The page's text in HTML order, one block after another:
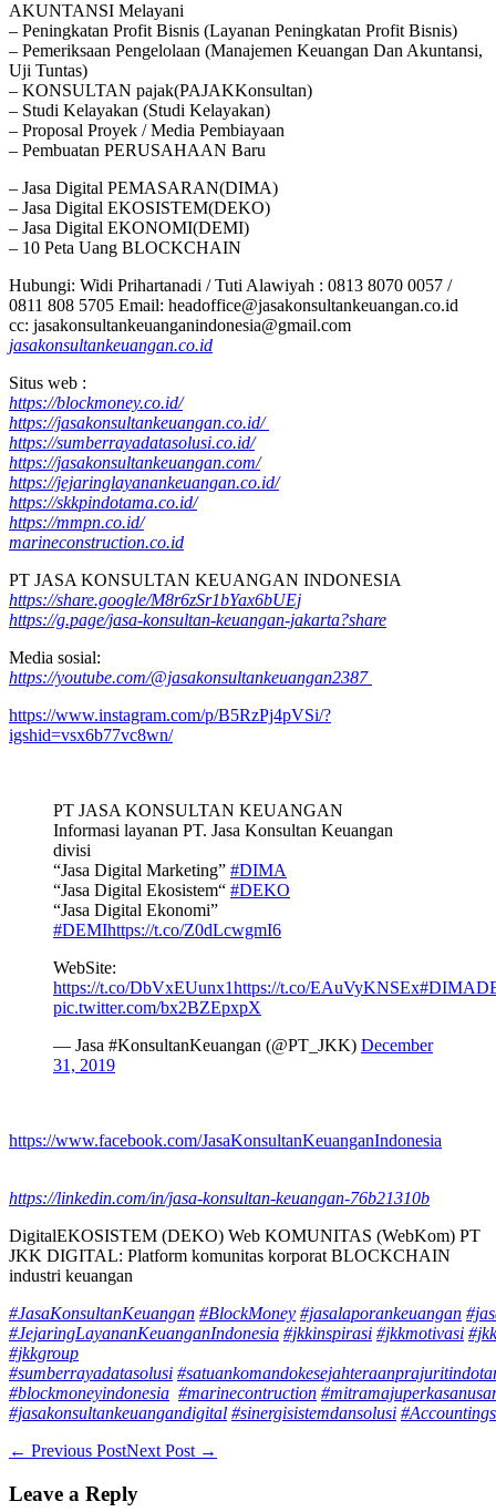
AKUNTANSI Melayani
– Peningkatan Profit Bisnis (Layanan Peningkatan Profit Bisnis)
– Pemeriksaan Pengelolaan (Manajemen Keuangan Dan Akuntansi,
Uji Tuntas)
– KONSULTAN pajak(PAJAKKonsultan)
– Studi Kelayakan (Studi Kelayakan)
– Proposal Proyek / Media Pembiayaan
– Pembuatan PERUSAHAAN Baru
– Jasa Digital PEMASARAN(DIMA)
– Jasa Digital EKOSISTEM(DEKO)
– Jasa Digital EKONOMI(DEMI)
– 10 Peta Uang BLOCKCHAIN
Hubungi: Widi Prihartanadi / Tuti Alawiyah : 0813 8070 0057 /
0811 808 5705 Email: headoffice@jasakonsultankeuangan.co.id
cc: jasakonsultankeuanganindonesia@gmail.com
jasakonsultankeuangan.co.id
Situs web :
https://blockmoney.co.id/
https://jasakonsultankeuangan.co.id/
https://sumberrayadatasolusi.co.id/
https://jasakonsultankeuangan.com/
https://jejaringlayanankeuangan.co.id/
https://skkpindotama.co.id/
https://mmpn.co.id/
marineconstruction.co.id
PT JASA KONSULTAN KEUANGAN INDONESIA
https://share.google/M8r6zSr1bYax6bUEj
https://g.page/jasa-konsultan-keuangan-jakarta?share
Media sosial:
https://youtube.com/@jasakonsultankeuangan2387
https://www.instagram.com/p/B5RzPj4pVSi/?
igshid=vsx6b77vc8wn/
PT JASA KONSULTAN KEUANGAN
Informasi layanan PT. Jasa Konsultan Keuangan
divisi
“Jasa Digital Marketing” #DIMA
“Jasa Digital Ekosistem“ #DEKO
“Jasa Digital Ekonomi”
#DEMIhttps://t.co/Z0dLcwgmI6
WebSite:
https://t.co/DbVxEUunx1https://t.co/EAuVyKNSEx
pic.twitter.com/bx2BZEpxpX
— Jasa #KonsultanKeuangan (@PT_JKK) December
31, 2019
https://www.facebook.com/JasaKonsultanKeuanganIndonesia
https://linkedin.com/in/jasa-konsultan-keuangan-76b21310b
DigitalEKOSISTEM (DEKO) Web KOMUNITAS (WebKom) PT
JKK DIGITAL: Platform komunitas korporat BLOCKCHAIN
industri keuangan
#JasaKonsultanKeuangan #BlockMoney #jasalaporankeuangan
#JejaringLayananKeuanganIndonesia #jkkinspirasi #jkkmotivasi
#jkkgroup
#sumberrayadatasolusi
#blockmoneyindonesia #marinecontruction
#jasakonsultankeuangandigital #sinergisistemdansolusi
Post
← Previous PostNext Post →
Leave a Reply